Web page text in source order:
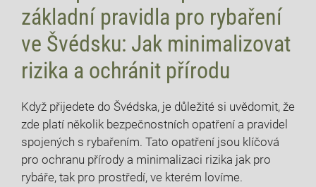
základní pravidla pro rybaření⁣
ve Švédsku:⁢ Jak minimalizovat
rizika a ochránit přírodu
Když​ přijedete ​do Švédska,⁣ je důležité si uvědomit, že
zde platí několik ⁣bezpečnostních opatření a pravidel
spojených s rybařením.‌ Tato opatření jsou ‍klíčová
pro ochranu ⁤přírody a minimalizaci rizika jak pro
rybáře, tak pro prostředí,‍ ve kterém lovíme.